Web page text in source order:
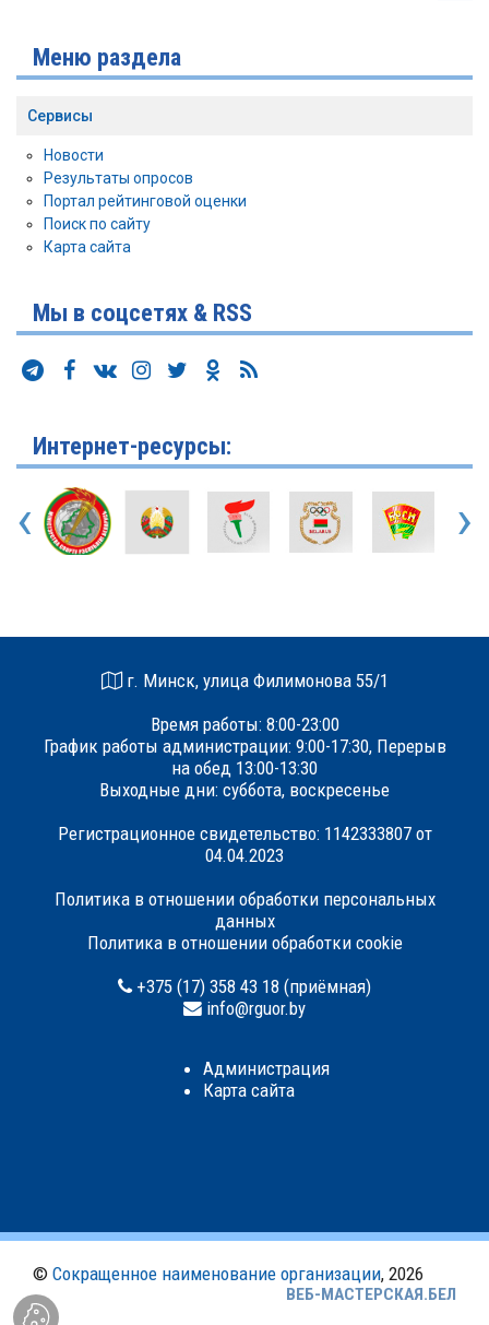
Меню раздела
Сервисы
Новости
Результаты опросов
Портал рейтинговой оценки
Поиск по сайту
Карта сайта
Мы в соцсетях & RSS
Интернет-ресурсы:
‹ ›
г. Минск, улица Филимонова 55/1
Время работы: 8:00-23:00
График работы администрации: 9:00-17:30, Перерыв
на обед 13:00-13:30
Выходные дни: суббота, воскресенье
Регистрационное свидетельство: 1142333807 от
04.04.2023
Политика в отношении обработки персональных
данных
Политика в отношении обработки cookie
+375 (17) 358 43 18 (приёмная)
info@rguor.by
Администрация
Карта сайта
© Сокращенное наименование организации, 2026
ВЕБ-МАСТЕРСКАЯ.БЕЛ